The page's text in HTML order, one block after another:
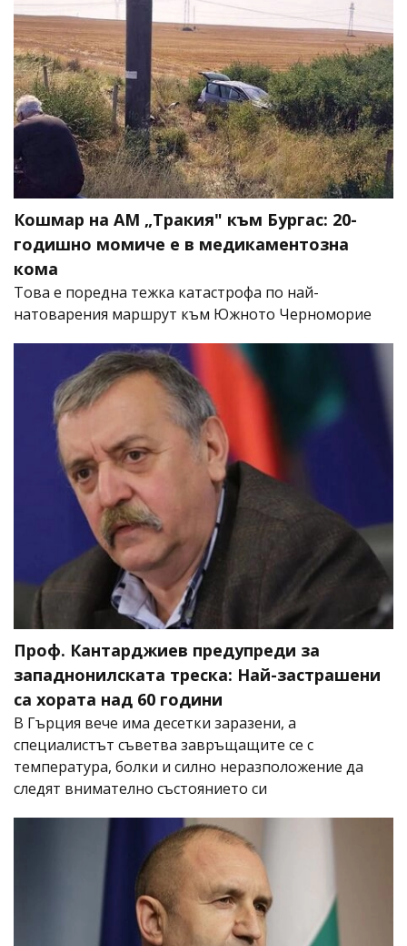
Кошмар на АМ „Тракия" към Бургас: 20-
годишно момиче е в медикаментозна
кома
Това е поредна тежка катастрофа по най-
натоварения маршрут към Южното Черноморие
Проф. Кантарджиев предупреди за
западнонилската треска: Най-застрашени
са хората над 60 години
В Гърция вече има десетки заразени, а
специалистът съветва завръщащите се с
температура, болки и силно неразположение да
следят внимателно състоянието си